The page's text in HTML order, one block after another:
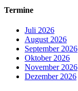
Termine
Juli 2026
August 2026
September 2026
Oktober 2026
November 2026
Dezember 2026